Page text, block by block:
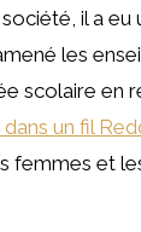
il a eu
les
scolaire en
un fil
et